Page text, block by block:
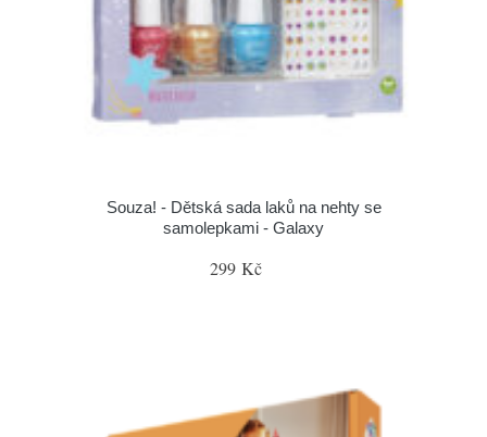
Souza! - Dětská sada laků na nehty se
samolepkami - Galaxy
299 Kč